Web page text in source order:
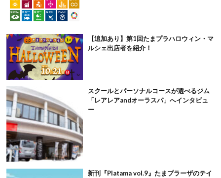
【追加あり】第1回たまプラハロウィン・マ
ルシェ出店者を紹介！
スクールとパーソナルコースが選べるジム
「レアレアandオーラスパ」へインタビュ
ー
新刊『Platama vol.9』たまプラーザのテイ